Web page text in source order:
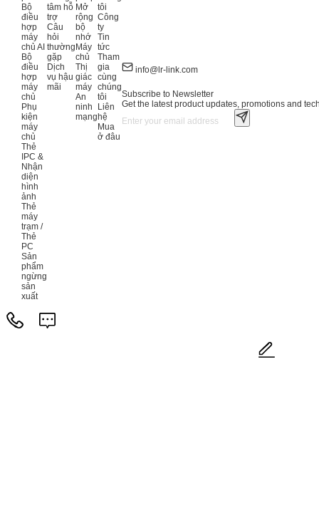
Bộ
điều
hợp
máy
chủ AI
Bộ
điều
hợp
máy
chủ
Phụ
kiện
máy
chủ
Thẻ
IPC &
Nhận
diện
hình
ảnh
Thẻ
máy
trạm /
Thẻ
PC
Sản
phẩm
ngừng
sản
xuất
tâm hỗ
trợ
Câu
hỏi
thường
gặp
Dịch
vụ hậu
mãi
Mở
rộng
bộ
nhớ
Máy
chủ
Thị
giác
máy
An
ninh
mạng
tôi
Công
ty
Tin
tức
Tham
gia
cùng
chúng
tôi
Liên
hệ
Mua
ở đâu
info@lr-link.com
Subscribe to Newsletter
Get the latest product updates, promotions and